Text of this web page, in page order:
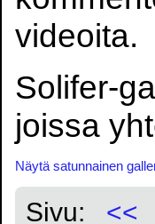
videoita.
Solifer-
joissa
Näytä satunnainen
Sivu: <<